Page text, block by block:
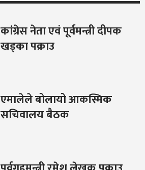
कांग्रेस नेता एवं पूर्वमन्त्री दीपक
खड्का पक्राउ
एमालेले बोलायो आकस्मिक
सचिवालय बैठक